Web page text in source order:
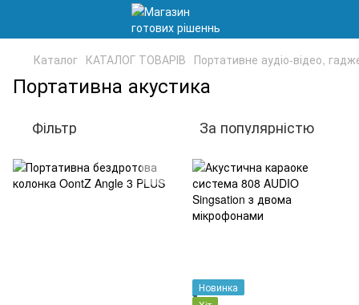
Каталог КАТАЛОГ ТОВАРІВ Портативне аудіо-відео,
Портативна акустика
Фільтр За популярністю
Новинка